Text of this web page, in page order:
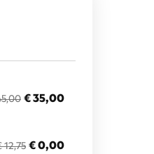
€ 45,00
met korting € 35,00
€ 35,00
€ 12,75
12,75
met korting € 0,00
€ 0,00